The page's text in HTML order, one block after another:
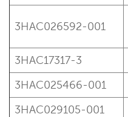
3HAC026592-001
3HAC17317-3
3HAC025466-001
3HAC029105-001